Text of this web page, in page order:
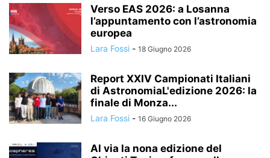
Verso EAS 2026: a Losanna
l’appuntamento con l’astronomia
europea
Lara Fossi - 18 Giugno 2026
Report XXIV Campionati Italiani
di AstronomiaL'edizione 2026: la
finale di Monza...
Lara Fossi - 16 Giugno 2026
Al via la nona edizione del